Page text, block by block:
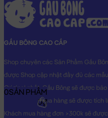
GẤU BÔNG CAO CẤP
Shop chuyên các Sản Phẩm Gấu
được Shop cập nhật đầy đủ các
Original nhất. Gấu Bông sẽ được
hàng, Khách mua hàng sẽ được
Khách mua hàng đơn >300k sẽ
0SẢN PHẨM
0₫